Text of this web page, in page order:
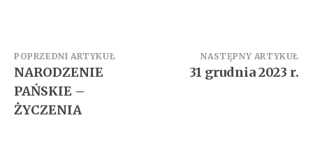
Zobacz
wpisy
POPRZEDNI ARTYKUŁ
NARODZENIE
PAŃSKIE –
ŻYCZENIA
NASTĘPNY ARTYKUŁ
31 grudnia 2023 r.